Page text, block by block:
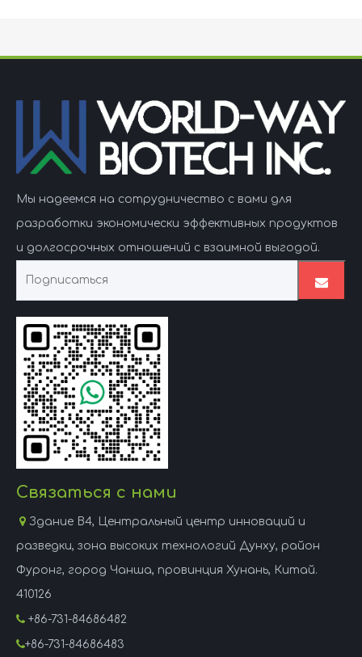
Мы надеемся на сотрудничество с вами для
разработки экономически эффективных продуктов
и долгосрочных отношений с взаимной выгодой.
Связаться с нами
 Здание B4, Центральный центр инноваций и
разведки, зона высоких технологий Дунху, район
Фуронг, город Чанша, провинция Хунань, Китай.
410126
 +86-731-84686482
+86-731-84686483